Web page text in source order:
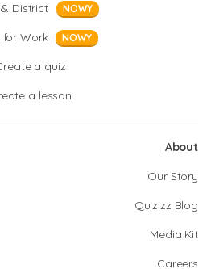
District
NOWY
for Work NOWY
a quiz
a lesson
About
Our Story
Quizizz Blog
Media Kit
Careers